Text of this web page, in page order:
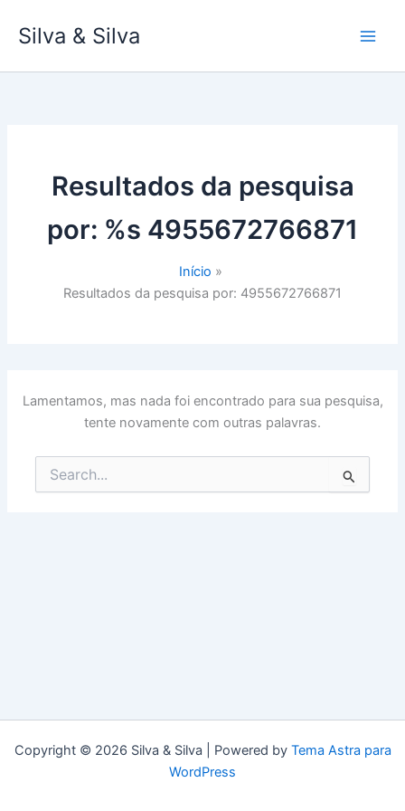
para
conteúdo
Silva & Silva
Resultados da pesquisa
por: %s 4955672766871
Início
Resultados da pesquisa por: 4955672766871
Lamentamos, mas nada foi encontrado para sua pesquisa,
tente novamente com outras palavras.
Pesquisar
por:
Copyright © 2026 Silva & Silva | Powered by Tema Astra para
WordPress